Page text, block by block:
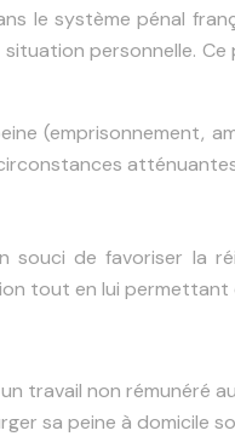
le système pénal
personnelle.
(emprisonnement,
de favoriser la
tout en lui
travail non rémunéré
sa peine à domicile